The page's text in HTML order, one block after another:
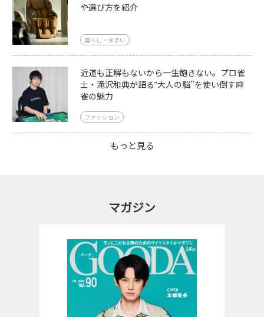
や選び方を紹介
暮らし・住まい
近道も正解もないから一生飽きない。プロ雀
士・滝沢和典が語る‟大人の脳”を使い倒す麻
雀の魅力
ファッション
もっと見る
マガジン